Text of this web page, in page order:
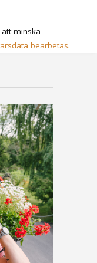
minska
bearbetas.